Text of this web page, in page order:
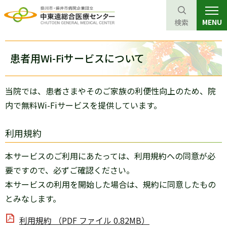
グ
バ
ル
ナ
ゲ
ー
シ
ョ
ン
本
ロ
ル
ナ
ビ
ー
シ
ョ
ン
へ
フ
ー
へ
検索 MENU
患者用Wi-Fiサービスについて
当院では、患者さまやそのご家族の利便性向上のため、院
内で無料Wi-Fiサービスを提供しています。
利用規約
本サービスのご利用にあたっては、利用規約への同意が必
要ですので、必ずご確認ください。
本サービスの利用を開始した場合は、規約に同意したもの
とみなします。
利用規約 （PDF ファイル 0.82MB）